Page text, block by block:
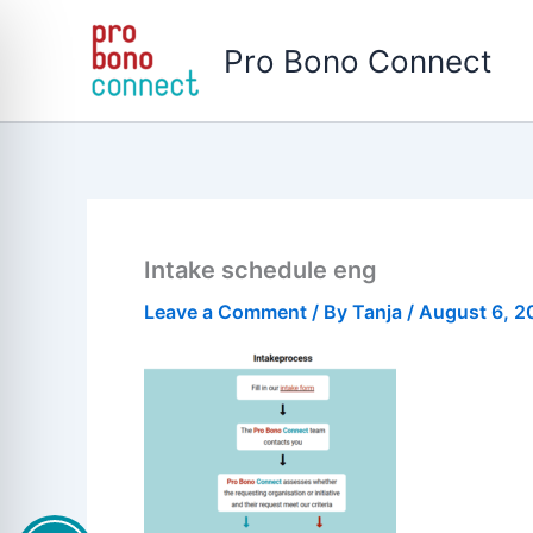
Pro Bono Connect
Intake schedule eng
Leave a Comment / By Tanja / August 6,